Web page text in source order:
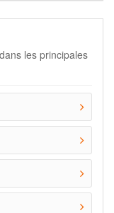
les principales